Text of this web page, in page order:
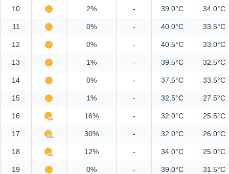
10 2% - 39.0°C 34.0°C
11 0% - 40.0°C 33.5°C
12 0% - 40.5°C 33.0°C
13 1% - 39.5°C 32.5°C
14 0% - 37.5°C 33.5°C
15 1% - 32.5°C 27.5°C
16 16% - 32.0°C 25.5°C
17 30% - 32.0°C 26.0°C
18 12% - 34.0°C 25.0°C
19 0% - 39.0°C 31.5°C